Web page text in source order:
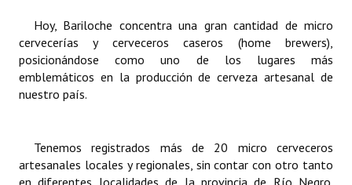
Noticias Destacadas
Registros y Distinciones
Premio al Mérito - Registro
Audiencias Públicas - Registro
Hoy, Bariloche concentra una gran cantidad de micro
cervecerías y cerveceros caseros (home brewers),
posicionándose como uno de los lugares más
emblemáticos en la producción de cerveza artesanal de
nuestro país.
Tenemos registrados más de 20 micro cerveceros
artesanales locales y regionales, sin contar con otro tanto
en diferentes localidades de la provincia de Río Negro.